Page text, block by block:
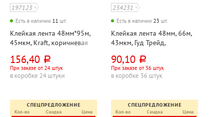
197123
Есть в наличии 11 шт.
Клейкая лента 48мм*95м,
45мкм, Kraft, коричневая
156,40 руб.
При заказе от 24 штук
в коробке 24 штуки
СПЕЦПРЕДЛОЖЕНИЕ
Кол-во
Скидка Цена
234231
Есть в наличии 23 шт.
Клейкая лента 48мм, 66м,
43мкм, Гуд Трейд,
90,10 руб.
При заказе от 36 штук
в коробке 36 штук
СПЕЦПРЕДЛОЖЕНИЕ
Кол-во
Скидка Цена